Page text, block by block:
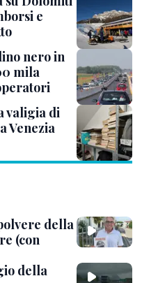
e
nero in
mila
valigia di
Venezia
della
(con
della